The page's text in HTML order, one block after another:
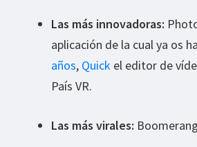
Las más innovadoras:
aplicación de la cual ya os
años, Quick el editor de
País VR.
Las más virales: